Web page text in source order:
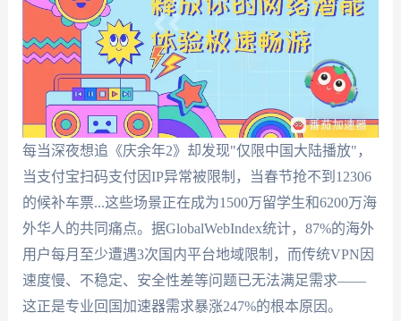
每当深夜想追《庆余年2》却发现"仅限中国大陆播放"，
当支付宝扫码支付因IP异常被限制，当春节抢不到12306
的候补车票...这些场景正在成为1500万留学生和6200万海
外华人的共同痛点。据GlobalWebIndex统计，87%的海外
用户每月至少遭遇3次国内平台地域限制，而传统VPN因
速度慢、不稳定、安全性差等问题已无法满足需求——
这正是专业回国加速器需求暴涨247%的根本原因。